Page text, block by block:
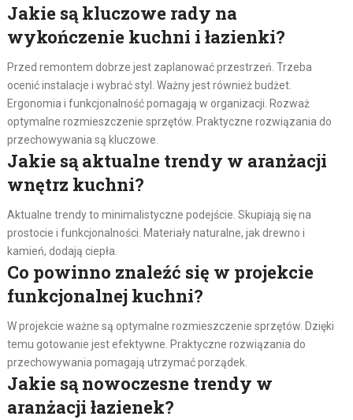
Jakie są kluczowe rady na
wykończenie kuchni i łazienki?
Przed remontem dobrze jest zaplanować przestrzeń. Trzeba
ocenić instalacje i wybrać styl. Ważny jest również budżet.
Ergonomia i funkcjonalność pomagają w organizacji. Rozważ
optymalne rozmieszczenie sprzętów. Praktyczne rozwiązania do
przechowywania są kluczowe.
Jakie są aktualne trendy w aranżacji
wnętrz kuchni?
Aktualne trendy to minimalistyczne podejście. Skupiają się na
prostocie i funkcjonalności. Materiały naturalne, jak drewno i
kamień, dodają ciepła.
Co powinno znaleźć się w projekcie
funkcjonalnej kuchni?
W projekcie ważne są optymalne rozmieszczenie sprzętów. Dzięki
temu gotowanie jest efektywne. Praktyczne rozwiązania do
przechowywania pomagają utrzymać porządek.
Jakie są nowoczesne trendy w
aranżacji łazienek?